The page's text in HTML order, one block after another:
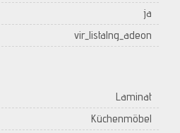
ja
vir_listalng_adeon
Laminat
Küchenmöbel